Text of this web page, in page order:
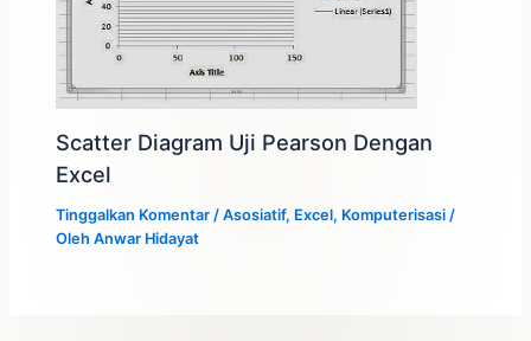
Scatter Diagram Uji Pearson Dengan
Excel
Tinggalkan Komentar /Asosiatif, Excel, Komputerisasi /
OlehAnwar Hidayat